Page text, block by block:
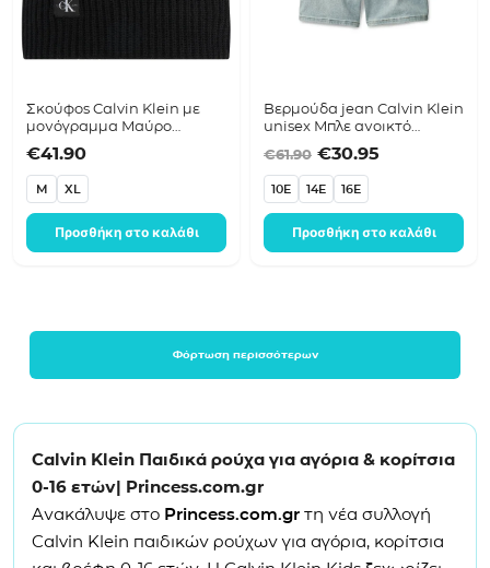
Σκούφος Calvin Klein με
μονόγραμμα Μαύρο
€41.90
M XL
Προσθήκη στο καλάθι
Βερμούδα jean Calvin Klein
unisex Μπλε ανοικτό
€61.90 Original price
€30.95
10E 14E 16E
Προσθήκη στο καλάθι
Φόρτωση περισσότερων
Calvin Klein Παιδικά ρούχα για αγόρια & κορίτσια
0-16 ετών| Princess.com.gr
Ανακάλυψε στο Princess.com.gr τη νέα συλλογή
Calvin Klein παιδικών ρούχων για αγόρια, κορίτσια